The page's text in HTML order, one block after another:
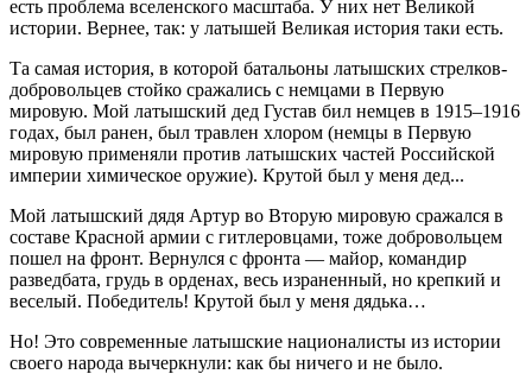
есть проблема вселенского масштаба. У них нет Великой
истории. Вернее, так: у латышей Великая история таки есть.
Та самая история, в которой батальоны латышских стрелков-
добровольцев стойко сражались с немцами в Первую
мировую. Мой латышский дед Густав бил немцев в 1915–1916
годах, был ранен, был травлен хлором (немцы в Первую
мировую применяли против латышских частей Российской
империи химическое оружие). Крутой был у меня дед...
Мой латышский дядя Артур во Вторую мировую сражался в
составе Красной армии с гитлеровцами, тоже добровольцем
пошел на фронт. Вернулся с фронта — майор, командир
разведбата, грудь в орденах, весь израненный, но крепкий и
веселый. Победитель! Крутой был у меня дядька…
Но! Это современные латышские националисты из истории
своего народа вычеркнули: как бы ничего и не было.